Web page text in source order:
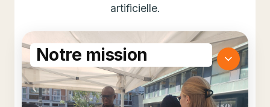
artificielle.
Notre mission